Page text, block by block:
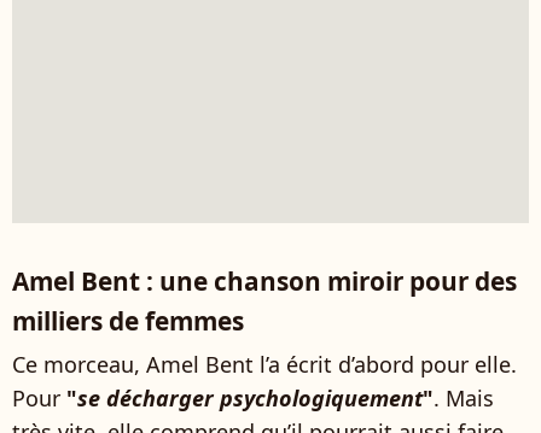
Amel Bent : une chanson miroir pour des
milliers de femmes
Ce morceau, Amel Bent l’a écrit d’abord pour elle.
Pour "se décharger psychologiquement". Mais